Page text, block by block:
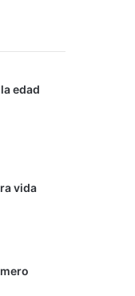
edad
vida